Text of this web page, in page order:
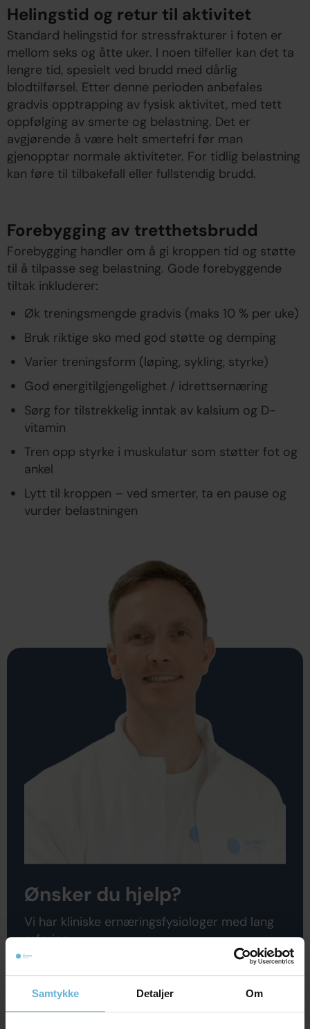
Samtykke Detaljer Om
Helingstid og retur til aktivitet
Standard helingstid for stressfrakturer i foten er
mellom seks og åtte uker. I noen tilfeller kan det ta
lengre tid, spesielt ved brudd med dårlig
blodtilførsel. Etter denne perioden anbefales
gradvis opptrapping av fysisk aktivitet, med tett
oppfølging av smerte og belastning. Det er
avgjørende å være helt smertefri før man
gjenopptar normale aktiviteter. For tidlig belastning
kan føre til tilbakefall eller fullstendig brudd.
Forebygging av tretthetsbrudd
Forebygging handler om å gi kroppen tid og støtte
til å tilpasse seg belastning. Gode forebyggende
tiltak inkluderer:
Øk treningsmengde gradvis (maks 10 % per uke)
Bruk riktige sko med god støtte og demping
Varier treningsform (løping, sykling, styrke)
God energitilgjengelighet / idrettsernæring
Sørg for tilstrekkelig inntak av kalsium og D-
vitamin
Tren opp styrke i muskulatur som støtter fot og
ankel
Lytt til kroppen – ved smerter, ta en pause og
vurder belastningen
Ønsker du hjelp?
Vi har kliniske ernæringsfysiologer med lang
erfaring: